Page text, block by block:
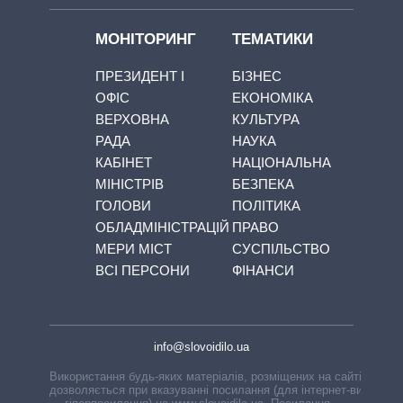
МОНІТОРИНГ
ПРЕЗИДЕНТ І
ОФІС
ВЕРХОВНА
РАДА
КАБІНЕТ
МІНІСТРІВ
ГОЛОВИ
ОБЛАДМІНІСТРАЦІЙ
МЕРИ МІСТ
ВСІ ПЕРСОНИ
ТЕМАТИКИ
БІЗНЕС
ЕКОНОМІКА
КУЛЬТУРА
НАУКА
НАЦІОНАЛЬНА
БЕЗПЕКА
ПОЛІТИКА
ПРАВО
СУСПІЛЬСТВО
ФІНАНСИ
info@slovoidilo.ua
Використання будь-яких матеріалів, розміщених на сайті,
дозволяється при вказуванні посилання (для інтернет-видань